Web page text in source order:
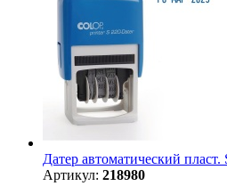
Датер автоматический
Артикул: 218980